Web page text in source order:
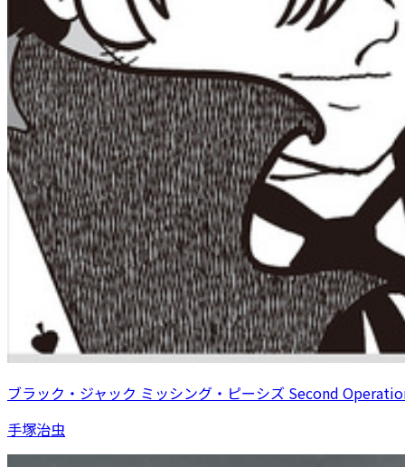
ブラック・ジャック ミッシング・ピーシズ Second
手塚治虫